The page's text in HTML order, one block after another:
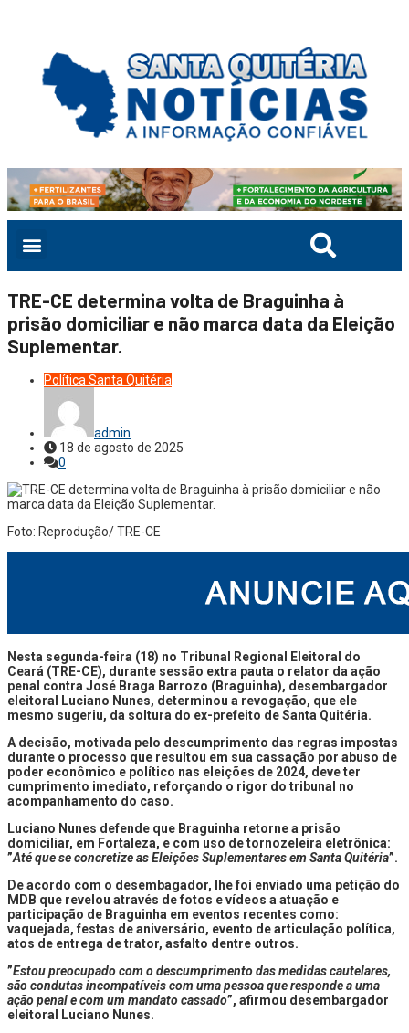
TRE-CE determina volta de Braguinha à
prisão domiciliar e não marca data da Eleição
Suplementar.
Política Santa Quitéria
admin
18 de agosto de 2025
0
Foto: Reprodução/ TRE-CE
Nesta segunda-feira (18) no Tribunal Regional Eleitoral do
Ceará (TRE-CE), durante sessão extra pauta o relator da ação
penal contra José Braga Barrozo (Braguinha), desembargador
eleitoral Luciano Nunes, determinou a revogação, que ele
mesmo sugeriu, da soltura do ex-prefeito de Santa Quitéria.
A decisão, motivada pelo descumprimento das regras impostas
durante o processo que resultou em sua cassação por abuso de
poder econômico e político nas eleições de 2024, deve ter
cumprimento imediato, reforçando o rigor do tribunal no
acompanhamento do caso.
Luciano Nunes defende que Braguinha retorne a prisão
domiciliar, em Fortaleza, e com uso de tornozeleira eletrônica:
”Até que se concretize as Eleições Suplementares em Santa Quitéria”.
De acordo com o desembagador, lhe foi enviado uma petição do
MDB que revelou através de fotos e vídeos a atuação e
participação de Braguinha em eventos recentes como:
vaquejada, festas de aniversário, evento de articulação política,
atos de entrega de trator, asfalto dentre outros.
”Estou preocupado com o descumprimento das medidas cautelares,
são condutas incompatíveis com uma pessoa que responde a uma
ação penal e com um mandato cassado”, afirmou desembargador
eleitoral Luciano Nunes.